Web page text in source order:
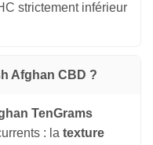
strictement inférieur
Afghan CBD ?
TenGrams
: la texture